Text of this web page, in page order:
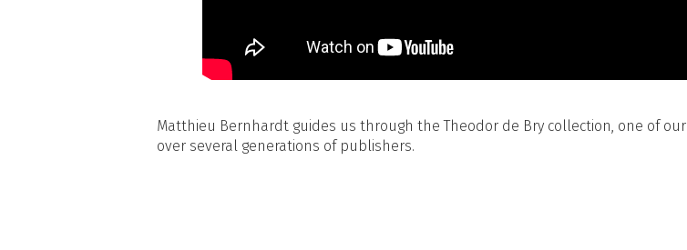
Matthieu Bernhardt guides us through the Theodor de Bry collection, one of our
over several generations of publishers.